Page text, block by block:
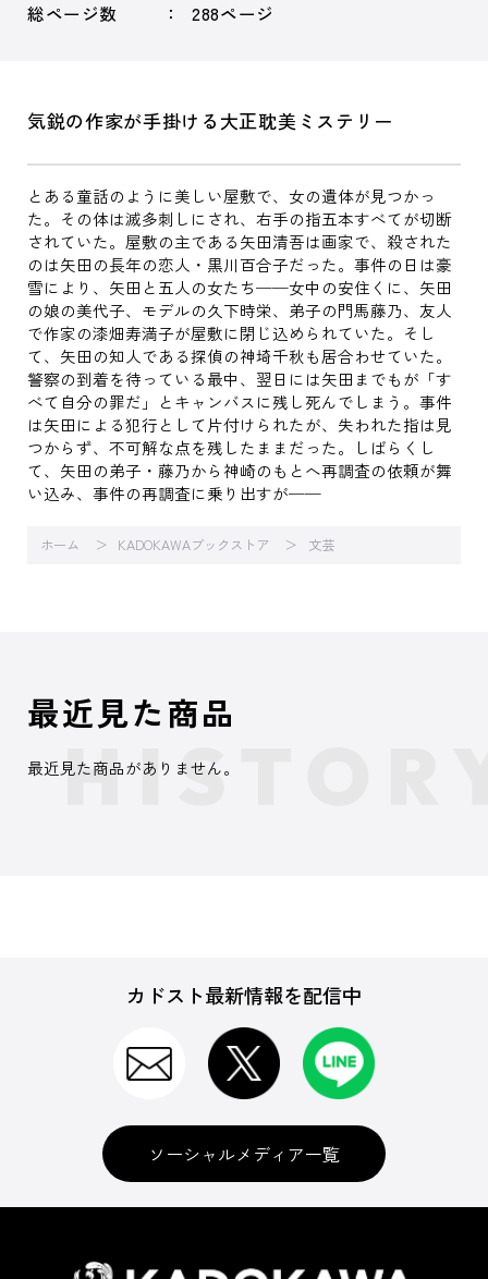
総ページ数 288ページ
気鋭の作家が手掛ける大正耽美ミステリー
とある童話のように美しい屋敷で、女の遺体が見つかっ
た。その体は滅多刺しにされ、右手の指五本すべてが切断
されていた。屋敷の主である矢田清吾は画家で、殺された
のは矢田の長年の恋人・黒川百合子だった。事件の日は豪
雪により、矢田と五人の女たち──女中の安住くに、矢田
の娘の美代子、モデルの久下時栄、弟子の門馬藤乃、友人
で作家の漆畑寿満子が屋敷に閉じ込められていた。そし
て、矢田の知人である探偵の神埼千秋も居合わせていた。
警察の到着を待っている最中、翌日には矢田までもが「す
べて自分の罪だ」とキャンバスに残し死んでしまう。事件
は矢田による犯行として片付けられたが、失われた指は見
つからず、不可解な点を残したままだった。しばらくし
て、矢田の弟子・藤乃から神崎のもとへ再調査の依頼が舞
い込み、事件の再調査に乗り出すが──
ホーム KADOKAWAブックストア 文芸
最近見た商品
最近見た商品がありません。
カドスト最新情報を配信中
ソーシャルメディア一覧